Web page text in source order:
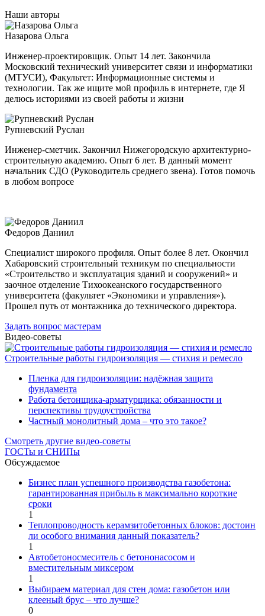
Наши авторы
Назарова Ольга
Инженер-проектировщик. Опыт 14 лет. Закончила
Московский технический университет связи и информатики
(МТУСИ), Факультет: Информационные системы и
технологии. Так же ищите мой профиль в интернете, где Я
делюсь историями из своей работы и жизни
Рупневский Руслан
Инженер-сметчик. Закончил Нижегородскую архитектурно-
строительную академию. Опыт 6 лет. В данный момент
начальник СДО (Руководитель среднего звена). Готов помочь
в любом вопросе
Федоров Даниил
Специалист широкого профиля. Опыт более 8 лет. Окончил
Хабаровский строительный техникум по специальности
«Строительство и эксплуатация зданий и сооружений» и
заочное отделение Тихоокеанского государственного
университета (факультет «Экономики и управления»).
Прошел путь от монтажника до технического директора.
Задать вопрос мастерам
Видео-советы
Строительные работы гидроизоляция — стихия и ремесло
Пленка для гидроизоляции: надёжная защита
фундамента
Работа бетонщика-арматурщика: обязанности и
перспективы трудоустройства
Частный монолитный дома – что это такое?
Смотреть другие видео-советы
ГОСТы и СНИПы
Обсуждаемое
Бизнес план успешного производства газобетона:
гарантированная прибыль в максимально короткие
сроки
1
Теплопроводность керамзитобетонных блоков: достоин
ли особого внимания данный показатель?
1
Автобетоносмеситель с бетононасосом и
вместительным миксером
1
Выбираем материал для стен дома: газобетон или
клееный брус – что лучше?
0